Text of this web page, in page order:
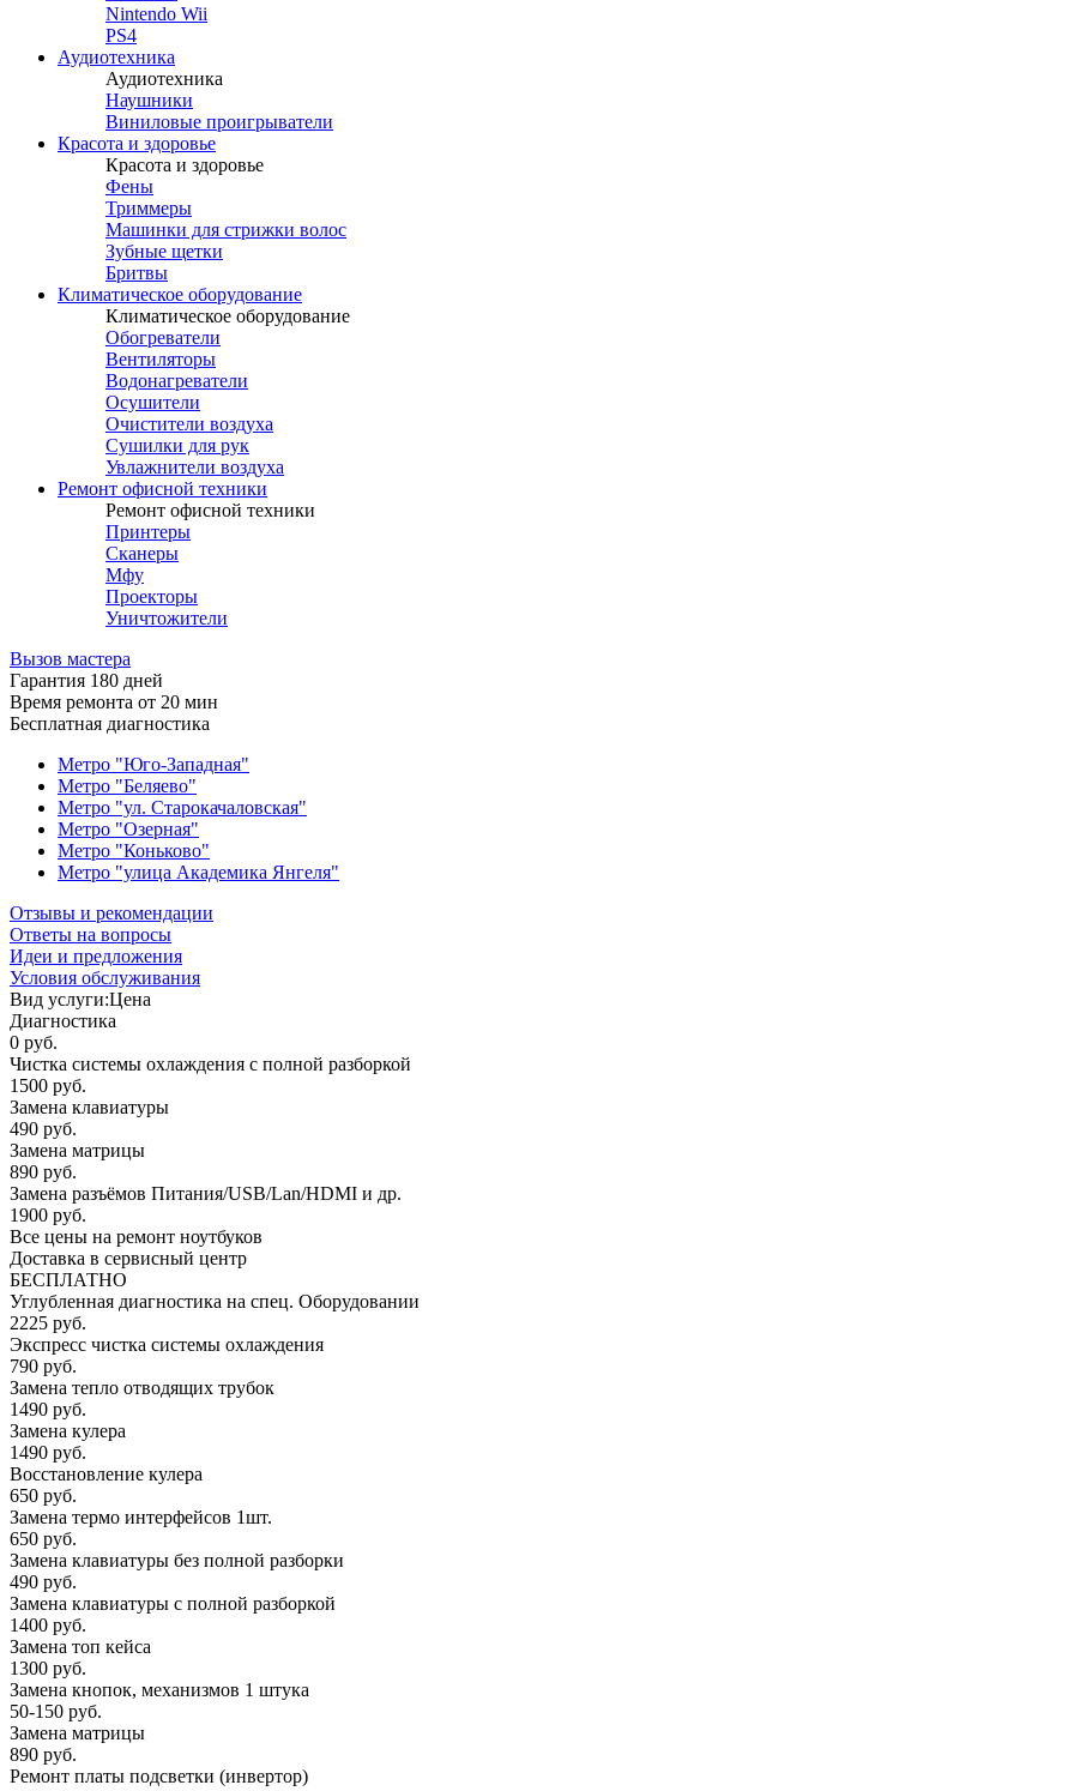
Nintendo Wii
PS4
Аудиотехника
Аудиотехника
Наушники
Виниловые проигрыватели
Красота и здоровье
Красота и здоровье
Фены
Триммеры
Машинки для стрижки волос
Зубные щетки
Бритвы
Климатическое оборудование
Климатическое оборудование
Обогреватели
Вентиляторы
Водонагреватели
Осушители
Очистители воздуха
Сушилки для рук
Увлажнители воздуха
Ремонт офисной техники
Ремонт офисной техники
Принтеры
Сканеры
Мфу
Проекторы
Уничтожители
Вызов мастера
Гарантия 180 дней
Время ремонта от 20 мин
Бесплатная диагностика
Метро "Юго-Западная"
Метро "Беляево"
Метро "ул. Старокачаловская"
Метро "Озерная"
Метро "Коньково"
Метро "улица Академика Янгеля"
Отзывы и рекомендации
Ответы на вопросы
Идеи и предложения
Условия обслуживания
Вид услуги:Цена
Диагностика
0 руб.
Чистка системы охлаждения с полной разборкой
1500 руб.
Замена клавиатуры
490 руб.
Замена матрицы
890 руб.
Замена разъёмов Питания/USB/Lan/HDMI и др.
1900 руб.
Все цены на ремонт ноутбуков
Доставка в сервисный центр
БЕСПЛАТНО
Углубленная диагностика на спец. Оборудовании
2225 руб.
Экспресс чистка системы охлаждения
790 руб.
Замена тепло отводящих трубок
1490 руб.
Замена кулера
1490 руб.
Восстановление кулера
650 руб.
Замена термо интерфейсов 1шт.
650 руб.
Замена клавиатуры без полной разборки
490 руб.
Замена клавиатуры с полной разборкой
1400 руб.
Замена топ кейса
1300 руб.
Замена кнопок, механизмов 1 штука
50-150 руб.
Замена матрицы
890 руб.
Ремонт платы подсветки (инвертор)